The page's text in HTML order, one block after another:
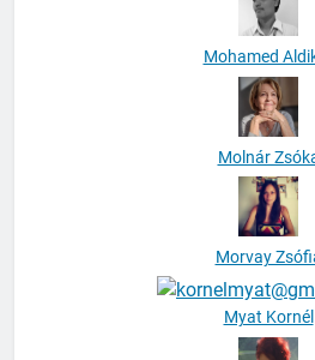
Mohamed
Molnár
Morvay
Myat Kornél